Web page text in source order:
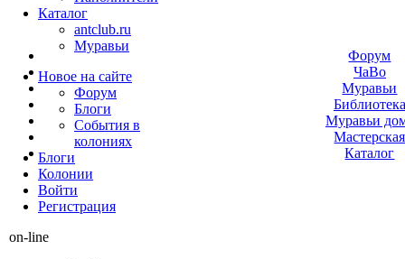
Каталог
antclub.ru
Муравьи
Новое на сайте
Форум
Блоги
События в
колониях
Блоги
Колонии
Войти
Peгиcтpaция
on-line
Форум
ЧаВо
Муравьи
Библиотека
Муравьи
Мастерская
Каталог